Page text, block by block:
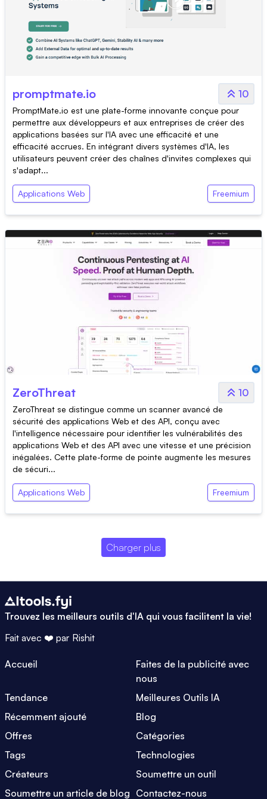
promptmate.io 10
PromptMate.io est une plate-forme innovante conçue pour
permettre aux développeurs et aux entreprises de créer des
applications basées sur l'IA avec une efficacité et une
efficacité accrues. En intégrant divers systèmes d'IA, les
utilisateurs peuvent créer des chaînes d'invites complexes qui
s'adapt...
Applications Web Freemium
ZeroThreat 10
ZeroThreat se distingue comme un scanner avancé de
sécurité des applications Web et des API, conçu avec
l'intelligence nécessaire pour identifier les vulnérabilités des
applications Web et des API avec une vitesse et une précision
inégalées. Cette plate-forme de pointe augmente les mesures
de sécuri...
Applications Web Freemium
Charger plus
Trouvez les meilleurs outils d'IA qui vous facilitent la vie!
Fait avec ❤️ par Rishit
Accueil
Faites de la publicité avec
nous
Tendance
Meilleures Outils IA
Récemment ajouté
Blog
Offres
Catégories
Tags
Technologies
Créateurs
Soumettre un outil
Soumettre un article de blog Contactez-nous